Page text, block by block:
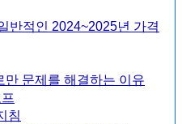
반적인 2024~2025년 가격
문제를 해결하는 이유
침